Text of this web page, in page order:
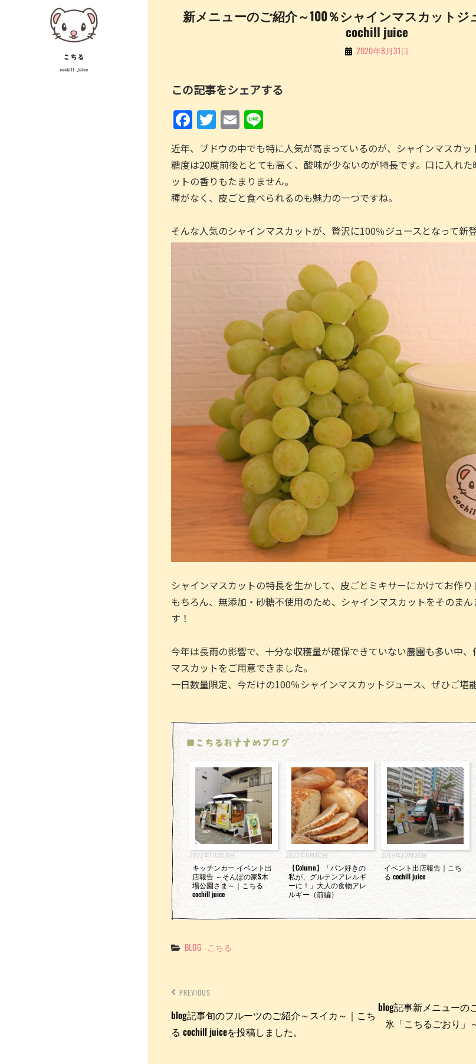
こちる
cochill juice
新メニューのご紹介～100％シャインマスカットジ
cochill juice
By 2020年8月31日
この記事をシェアする
F
a
c
e
b
o
k
T
w
itt
er
E
m
ai
l
n
e
近年、ブドウの中でも特に人気が高まっているのが、シャインマスカッ
糖度は20度前後ととても高く、酸味が少ないのが特長です。口に入れ
ットの香りもたまりません。
種がなく、皮ごと食べられるのも魅力の一つですね。
そんな人気のシャインマスカットが、贅沢に100％ジュースとなって新
シャインマスカットの特長を生かして、皮ごとミキサーにかけてお作り
もちろん、無添加・砂糖不使用のため、シャインマスカットをそのま
す！
今年は長雨の影響で、十分な収穫量が確保できていない農園も多い中
マスカットをご用意できました。
一日数量限定、今だけの100％シャインマスカットジュース、ぜひご堪
■こちるおすすめブログ
2022年10月18日
キッチンカー イベント出
店報告 ～そんぽの家S木
場公園さま～｜こちる
cochill juice
2022年6月10日
【Column】「パン好きの
私が、グルテンアレルギ
ーに！」大人の食物アレ
ルギー（前編）
2019年10月28日
イベント出店報告｜こち
る cochill juice
Categories
BLOG こちる
投
ビ
ゲ
ー
シ
ョ
ン
PREVIOUS
blog記事旬のフルーツのご紹介～スイカ～｜こち
る cochill juiceを投稿しました。
blog記事新メニューの
氷「こちるごおり」